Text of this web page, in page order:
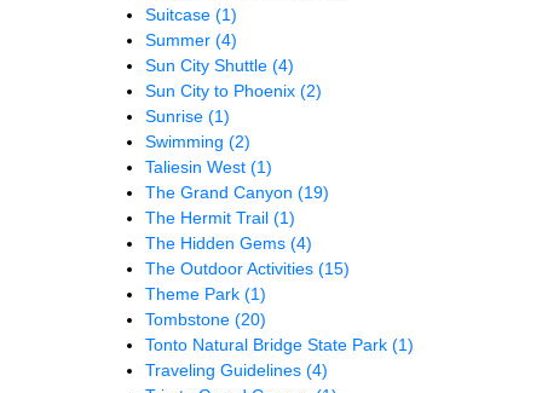
Suitcase (1)
Summer (4)
Sun City Shuttle (4)
Sun City to Phoenix (2)
Sunrise (1)
Swimming (2)
Taliesin West (1)
The Grand Canyon (19)
The Hermit Trail (1)
The Hidden Gems (4)
The Outdoor Activities (15)
Theme Park (1)
Tombstone (20)
Tonto Natural Bridge State Park (1)
Traveling Guidelines (4)